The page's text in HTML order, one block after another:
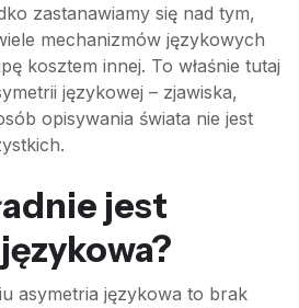
zastanawiamy się nad tym,
mechanizmów językowych
kosztem innej. To właśnie tutaj
językowej – zjawiska,
opisywania świata nie jest
jest
asymetria językowa to brak